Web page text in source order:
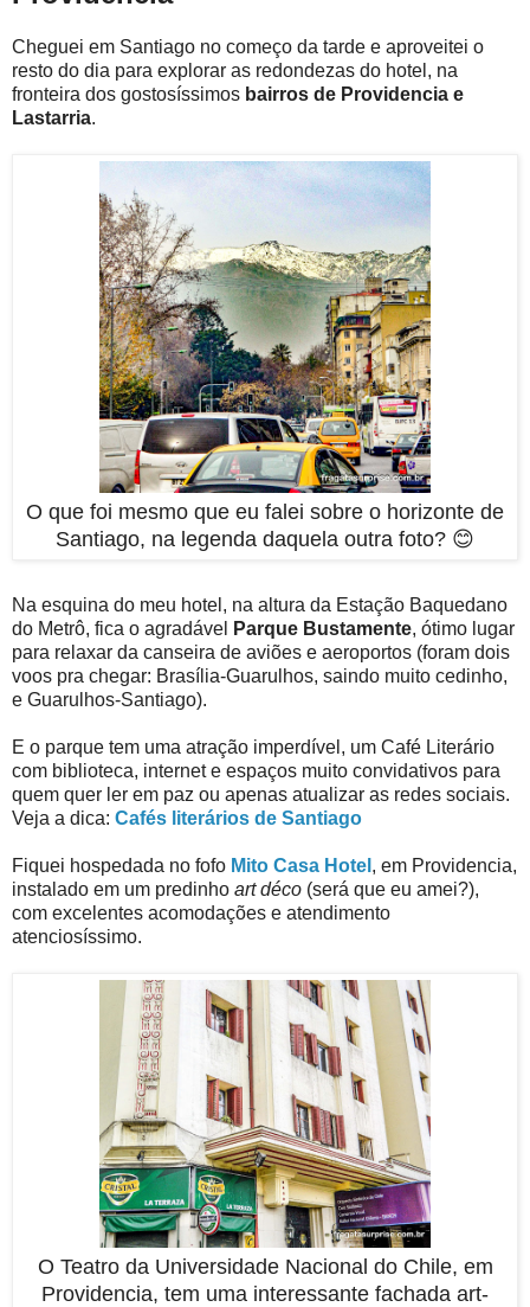
Cheguei em Santiago no começo da tarde e aproveitei o
resto do dia para explorar as redondezas do hotel, na
fronteira dos gostosíssimos bairros de Providencia e
Lastarria.
O que foi mesmo que eu falei sobre o horizonte de
Santiago, na legenda daquela outra foto? 😊
Na esquina do meu hotel, na altura da Estação Baquedano
do Metrô, fica o agradável
Parque Bustamente, ótimo lugar
para relaxar da canseira de aviões e aeroportos (foram dois
voos pra chegar: Brasília-Guarulhos, saindo muito cedinho,
e Guarulhos-Santiago).
E o parque tem uma atração imperdível, um Café Literário
com biblioteca, internet e espaços muito convidativos para
quem quer ler em paz ou apenas atualizar as redes sociais.
Veja a dica: Cafés literários de Santiago
Fiquei hospedada no fofo Mito Casa Hotel , em Providencia,
instalado em um predinho art déco (será que eu amei?),
com excelentes acomodações e atendimento
atenciosíssimo.
O Teatro da Universidade Nacional do Chile, em
Providencia, tem uma interessante fachada art-